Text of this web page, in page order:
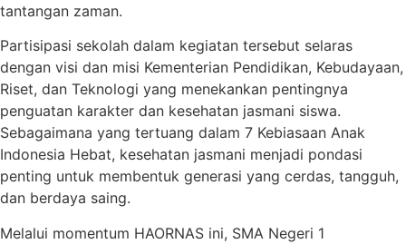
tantangan zaman.
Partisipasi sekolah dalam kegiatan tersebut selaras
dengan visi dan misi Kementerian Pendidikan, Kebudayaan,
Riset, dan Teknologi yang menekankan pentingnya
penguatan karakter dan kesehatan jasmani siswa.
Sebagaimana yang tertuang dalam 7 Kebiasaan Anak
Indonesia Hebat, kesehatan jasmani menjadi pondasi
penting untuk membentuk generasi yang cerdas, tangguh,
dan berdaya saing.
Melalui momentum HAORNAS ini, SMA Negeri 1